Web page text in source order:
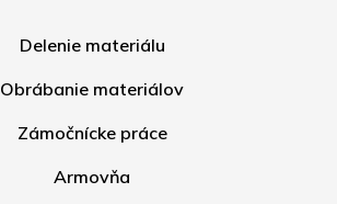
Delenie materiálu
Obrábanie materiálov
Zámočnícke práce
Armovňa